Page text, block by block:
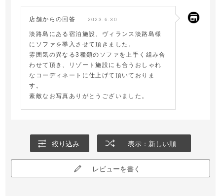
店舗からの回答 2023.6.30
淡路島にある宿泊施設、ヴィランス淡路島様
にソファを導入させて頂きました。
雰囲気の異なる3種類のソファを上手く組み合
わせて頂き、リゾート施設にも合うおしゃれ
なコーディネートに仕上げて頂いておりま
す。
素敵なお写真ありがとうございました。
絞り込み 表示：新しい順
レビューを書く